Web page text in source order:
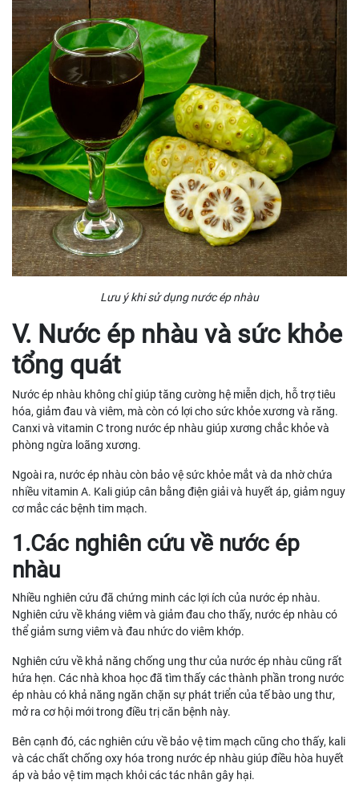
Lưu ý khi sử dụng nước ép nhàu
V. Nước ép nhàu và sức khỏe
tổng quát
Nước ép nhàu không chỉ giúp tăng cường hệ miễn dịch, hỗ trợ tiêu
hóa, giảm đau và viêm, mà còn có lợi cho sức khỏe xương và răng.
Canxi và vitamin C trong nước ép nhàu giúp xương chắc khỏe và
phòng ngừa loãng xương.
Ngoài ra, nước ép nhàu còn bảo vệ sức khỏe mắt và da nhờ chứa
nhiều vitamin A. Kali giúp cân bằng điện giải và huyết áp, giảm nguy
cơ mắc các bệnh tim mạch.
1.Các nghiên cứu về nước ép
nhàu
Nhiều nghiên cứu đã chứng minh các lợi ích của nước ép nhàu.
Nghiên cứu về kháng viêm và giảm đau cho thấy, nước ép nhàu có
thể giảm sưng viêm và đau nhức do viêm khớp.
Nghiên cứu về khả năng chống ung thư của nước ép nhàu cũng rất
hứa hẹn. Các nhà khoa học đã tìm thấy các thành phần trong nước
ép nhàu có khả năng ngăn chặn sự phát triển của tế bào ung thư,
mở ra cơ hội mới trong điều trị căn bệnh này.
Bên cạnh đó, các nghiên cứu về bảo vệ tim mạch cũng cho thấy, kali
và các chất chống oxy hóa trong nước ép nhàu giúp điều hòa huyết
áp và bảo vệ tim mạch khỏi các tác nhân gây hại.